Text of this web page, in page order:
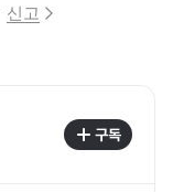
신고
구독